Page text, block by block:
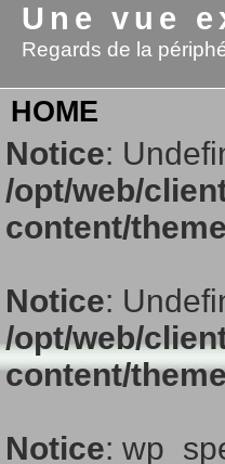
Une vue
Regards de la
HOME
Notice:
/opt/web/
content/
Notice:
/opt/web/
content/
Notice: